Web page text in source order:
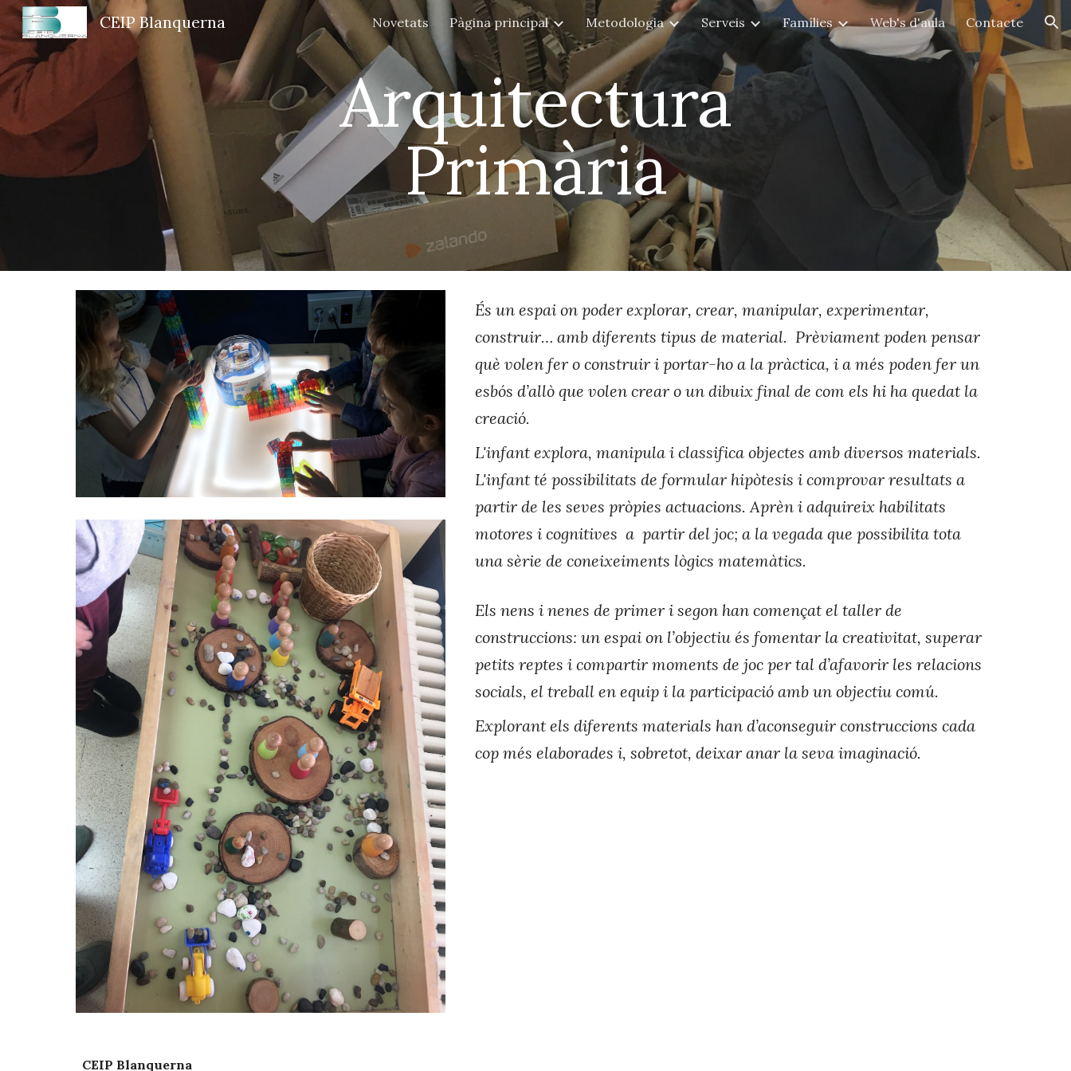
Skip to main content Skip to navigation
CEIP Blanquerna Novetats Pàgina principal Metodologia Serveis Famílies Web's d'aula Contacte
Arquitectura
Primària
És un espai on poder explorar, crear, manipular, experimentar,
construir… amb diferents tipus de material. Prèviament poden pensar
què volen fer o construir i portar-ho a la pràctica, i a més poden fer un
esbós d’allò que volen crear o un dibuix final de com els hi ha quedat la
creació.
L'infant explora, manipula i classifica objectes amb diversos materials.
L'infant té possibilitats de formular hipòtesis i comprovar resultats a
partir de les seves pròpies actuacions. Aprèn i adquireix habilitats
motores i cognitives a partir del joc; a la vegada que possibilita tota
una sèrie de coneixeiments lògics matemàtics.
Els nens i nenes de primer i segon han començat el taller de
construccions: un espai on l’objectiu és fomentar la creativitat, superar
petits reptes i compartir moments de joc per tal d’afavorir les relacions
socials, el treball en equip i la participació amb un objectiu comú.
Explorant els diferents materials han d’aconseguir construccions cada
cop més elaborades i, sobretot, deixar anar la seva imaginació.
CEIP Blanquerna